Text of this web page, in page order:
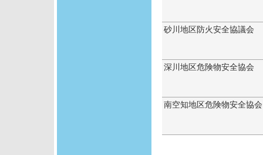
砂川地区防火安全協議会
深川地区危険物安全協会
南空知地区危険物安全協会